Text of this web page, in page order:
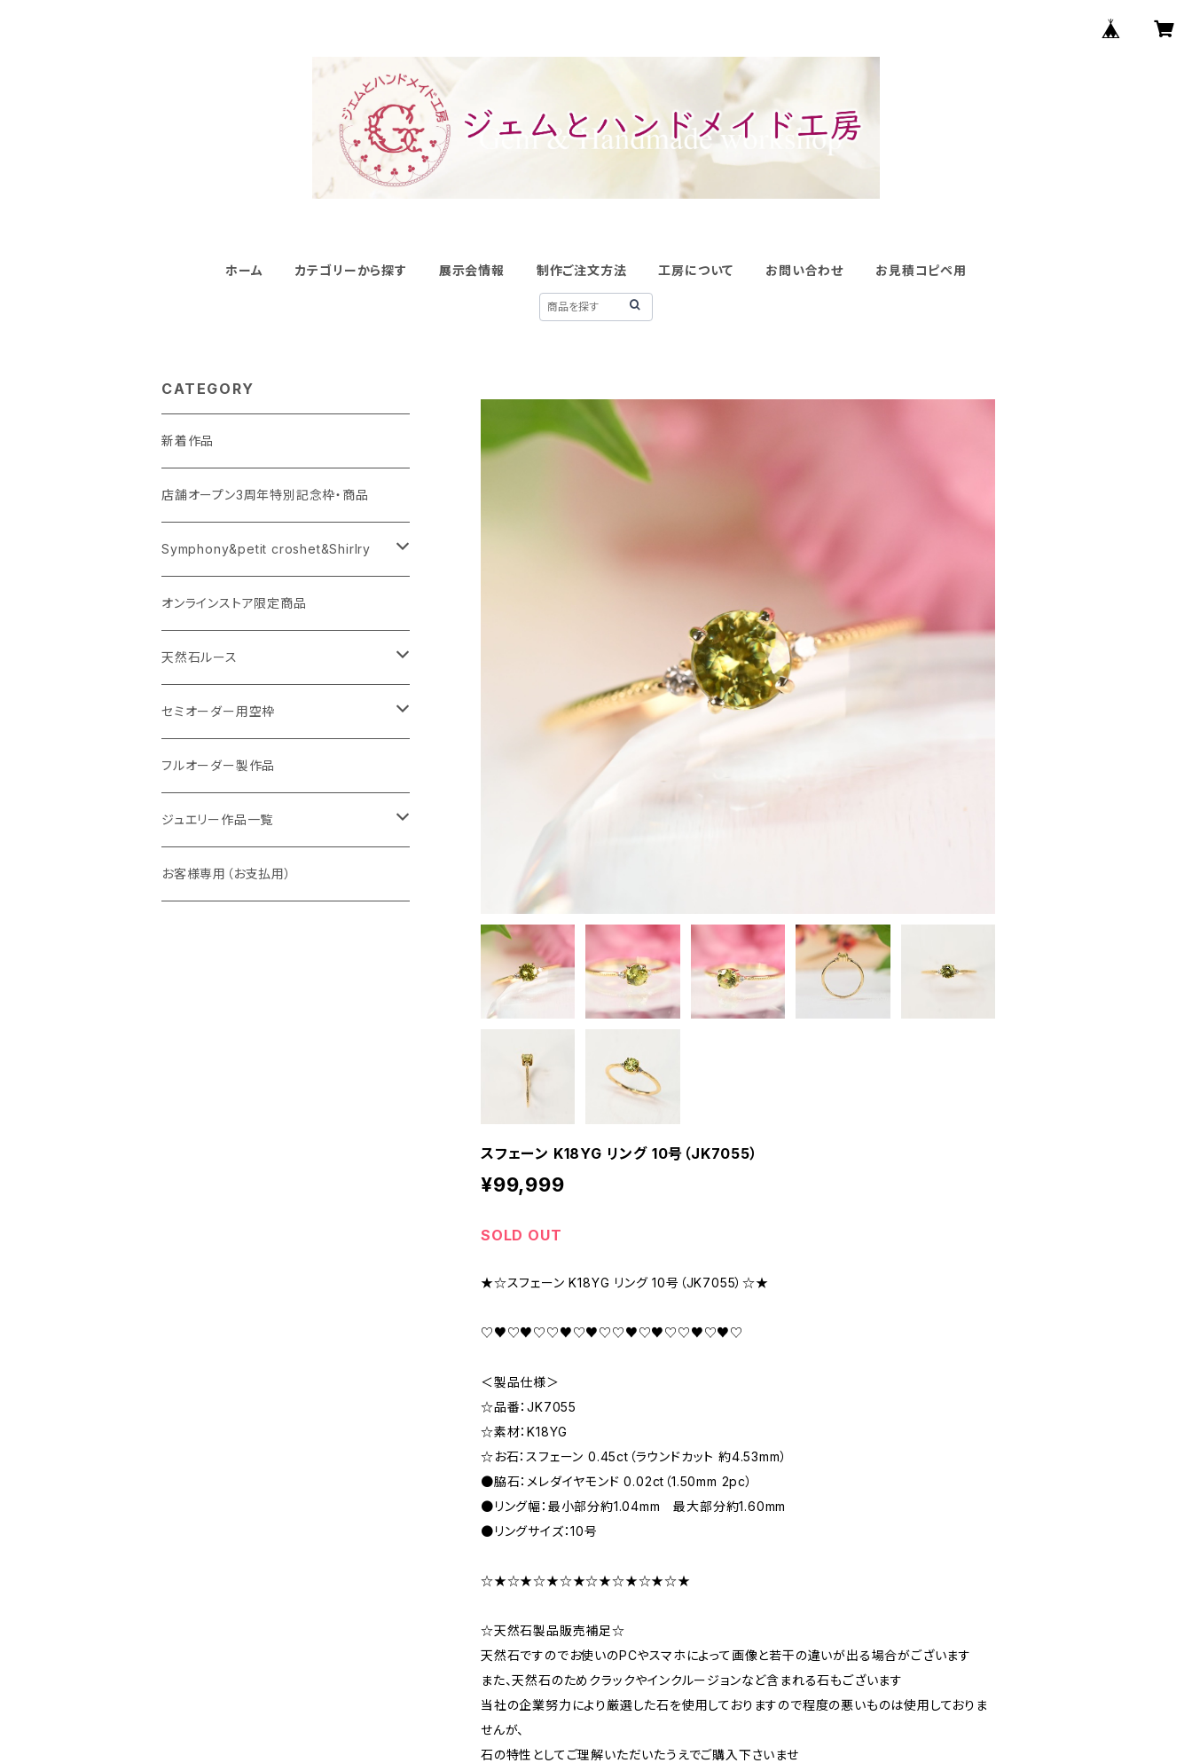
ホーム カテゴリーから探す 展示会情報 制作ご注文方法 工房について お問い合わせ お見積コピペ用
スフェーン K18YG リング 10号（JK7055）
¥99,999
SOLD OUT
★☆スフェーン K18YG リング 10号（JK7055）☆★
♡♥♡♥♡♡♥♡♥♡♡♥♡♥♡♡♥♡♥♡
＜製品仕様＞
☆品番：JK7055
☆素材：K18YG
☆お石：スフェーン 0.45ct（ラウンドカット 約4.53mm）
●脇石：メレダイヤモンド 0.02ct（1.50mm 2pc）
●リング幅：最小部分約1.04mm 最大部分約1.60mm
●リングサイズ：10号
☆★☆★☆★☆★☆★☆★☆★☆★
☆天然石製品販売補足☆
天然石ですのでお使いのPCやスマホによって画像と若干の違いが出る場合がございます
また、天然石のためクラックやインクルージョンなど含まれる石もございます
当社の企業努力により厳選した石を使用しておりますので程度の悪いものは使用しておりま
せんが、
石の特性としてご理解いただいたうえでご購入下さいませ
CATEGORY
新着作品
店舗オープン3周年特別記念枠・商品
Symphony&petit croshet&Shirlry
Symphony（シンフォニー）
Petit crochet（プチ・クロシェ）
Shirlry（シアリー）
オンラインストア限定商品
天然石ルース
パライバトルマリン
アレキサンドライト
パパラチアサファイア
グランディエディエライト
セミオーダー用空枠
リング
ラウンド
オーバル
ネックレス・ペンダント
ラウンド
ピアス
フルオーダー製作品
ジュエリー作品一覧
リング
お客様専用（お支払用）